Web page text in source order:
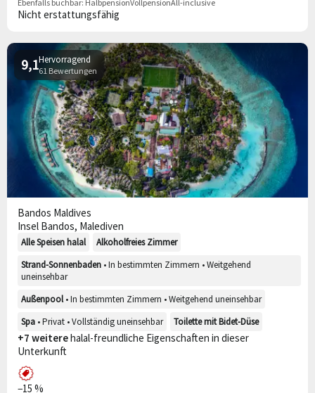
Ebenfalls buchbar: HalbpensionVollpensionAll-inclusive
Nicht erstattungsfähig
Hervorragend
61 Bewertungen
9,1
Bandos Maldives
Insel Bandos, Malediven
Alle Speisen halal
Alkoholfreies Zimmer
Strand-Sonnenbaden • In bestimmten Zimmern • Weitgehend
uneinsehbar
Außenpool• In bestimmten Zimmern • Weitgehend uneinsehbar
Spa • Privat • Vollständig uneinsehbar Toilette mit Bidet-Düse
+7 weiterehalal-freundliche Eigenschaften in dieser
Unterkunft
−15 %